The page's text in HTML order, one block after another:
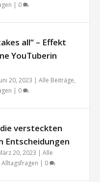
0
all“ – Effekt
YouTuberin
20, 2023 |Alle Beiträge,
0
versteckten
Entscheidungen
20, 2023 |Alle
0